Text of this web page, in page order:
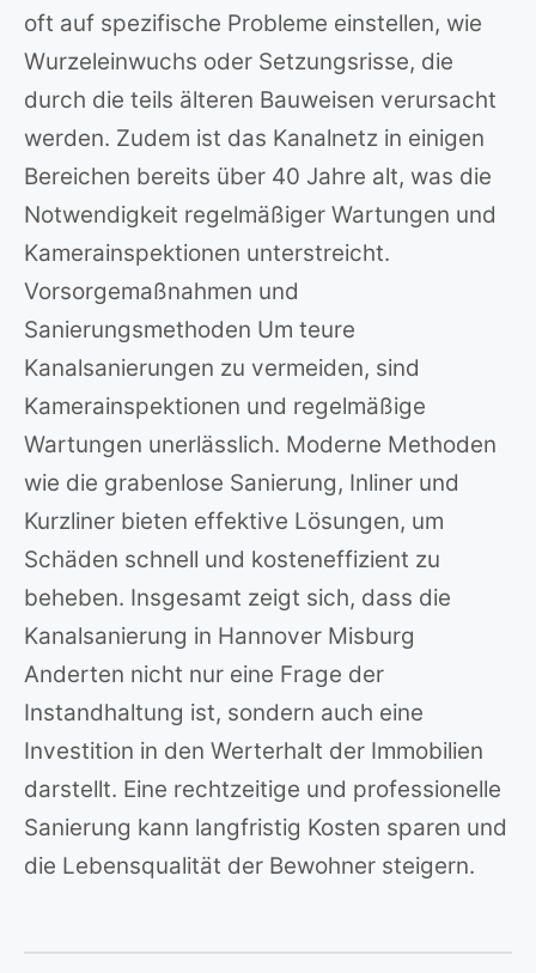
oft auf spezifische Probleme einstellen, wie
Wurzeleinwuchs oder Setzungsrisse, die
durch die teils älteren Bauweisen verursacht
werden. Zudem ist das Kanalnetz in einigen
Bereichen bereits über 40 Jahre alt, was die
Notwendigkeit regelmäßiger Wartungen und
Kamerainspektionen unterstreicht.
Vorsorgemaßnahmen und
Sanierungsmethoden Um teure
Kanalsanierungen zu vermeiden, sind
Kamerainspektionen und regelmäßige
Wartungen unerlässlich. Moderne Methoden
wie die grabenlose Sanierung, Inliner und
Kurzliner bieten effektive Lösungen, um
Schäden schnell und kosteneffizient zu
beheben. Insgesamt zeigt sich, dass die
Kanalsanierung in Hannover Misburg
Anderten nicht nur eine Frage der
Instandhaltung ist, sondern auch eine
Investition in den Werterhalt der Immobilien
darstellt. Eine rechtzeitige und professionelle
Sanierung kann langfristig Kosten sparen und
die Lebensqualität der Bewohner steigern.